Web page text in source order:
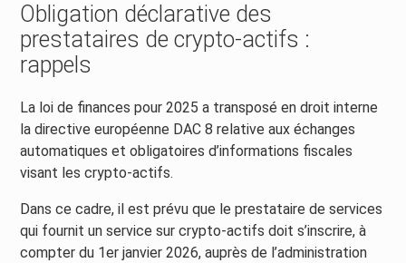
Obligation déclarative des
prestataires de crypto-actifs :
rappels
La loi de finances pour 2025 a transposé en droit interne
la directive européenne DAC 8 relative aux échanges
automatiques et obligatoires d’informations fiscales
visant les crypto-actifs.
Dans ce cadre, il est prévu que le prestataire de services
qui fournit un service sur crypto-actifs doit s’inscrire, à
compter du 1er janvier 2026, auprès de l’administration